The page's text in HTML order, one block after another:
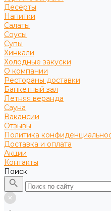
Десерты
Напитки
Салаты
Соусы
Супы
Хинкали
Холодные закуски
О компании
Рестораны доставки
Банкетный зал
Летняя веранда
Сауна
Вакансии
Отзывы
Политика
Доставка и оплата
Акции
Контакты
Поиск